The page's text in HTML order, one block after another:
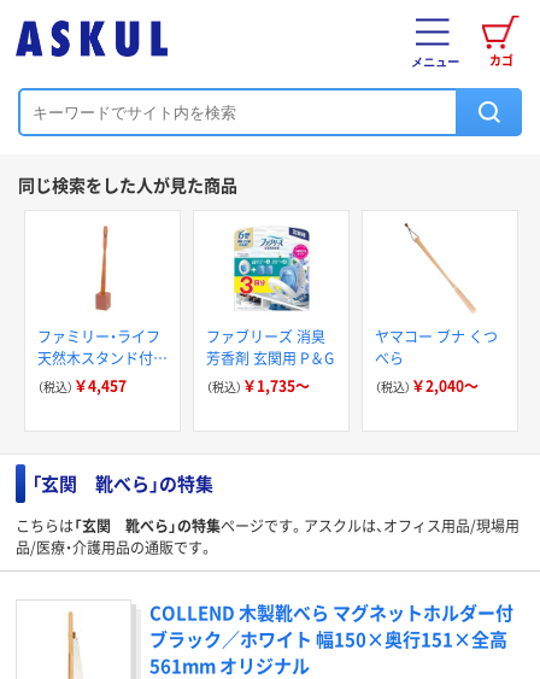
カゴ
メニュー
同じ検索をした人が見た商品
ファミリー・ライフ
天然木スタンド付き
くつべら ブラウン
0410110 1個
（税込） ￥4,457
ファブリーズ 消臭
芳香剤 玄関用 P＆G
（税込） ￥1,735～
ヤマコー ブナ くつ
べら
（税込） ￥2,040～
「玄関 靴べら」の特集
こちらは「玄関 靴べら」の特集ページです。アスクルは、オフィス用品/現場用
品/医療・介護用品の通販です。
COLLEND 木製靴べら マグネットホルダー付
ブラック／ホワイト 幅150×奥行151×全高
561mm オリジナル